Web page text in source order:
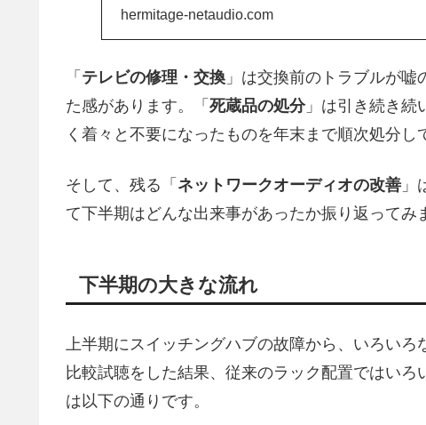
BRAVI...
hermitage-netaudio.com
「 テレビの修理・交換 」は交換前のトラブルが
た感があります。「 死蔵品の処分」は引き続き続
く着々と不要になったものを年末まで順次処分し
そして、残る「 ネットワークオーディオの改善 」
て下半期はどんな出来事があったか振り返ってみ
下半期の大きな流れ
上半期にスイッチングハブの故障から、いろい
比較試聴をした結果、従来のラック配置ではい
は以下の通りです。